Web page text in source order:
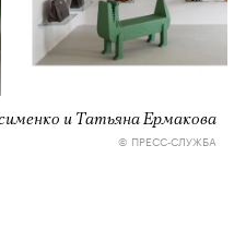
и Татьяна Ермакова
© ПРЕСС-СЛУЖБА